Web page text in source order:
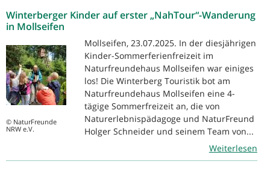
Winterberger Kinder auf erster „NahTour“-Wanderung
in Mollseifen
© NaturFreunde
NRW e.V.
Mollseifen, 23.07.2025. In der diesjährigen
Kinder-Sommerferienfreizeit im
Naturfreundehaus Mollseifen war einiges
los! Die Winterberg Touristik bot am
Naturfreundehaus Mollseifen eine 4-
tägige Sommerfreizeit an, die von
Naturerlebnispädagoge und NaturFreund
Holger Schneider und seinem Team von...
Weiterlesen